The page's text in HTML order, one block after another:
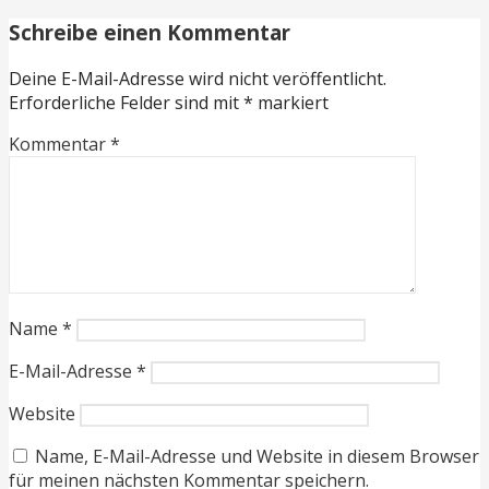
Schreibe einen Kommentar
Deine E-Mail-Adresse wird nicht veröffentlicht.
Erforderliche Felder sind mit* markiert
Kommentar*
Name *
E-Mail-Adresse *
Website
Name, E-Mail-Adresse und Website in diesem Browser
für meinen nächsten Kommentar speichern.